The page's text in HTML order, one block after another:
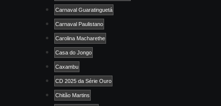
Carnaval Guaratinguetá
Carnaval Paulistano
Carolina Macharethe
Casa do Jongo
Caxambu
CD 2025 da Série Ouro
Chitão Martins